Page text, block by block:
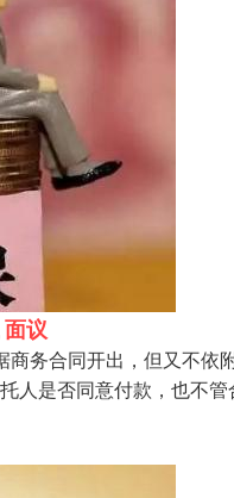
面议
务合同开出，但又不
人是否同意付款，也不